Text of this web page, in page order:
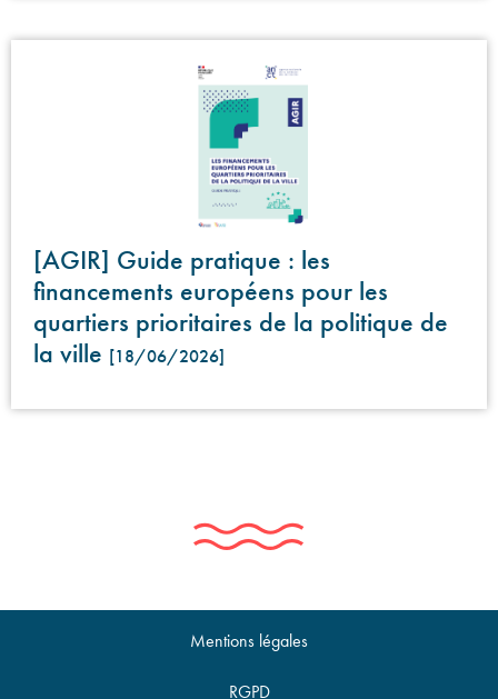
[AGIR] Guide pratique : les
financements européens pour les
quartiers prioritaires de la politique de
la ville [18/06/2026]
Mentions légales
RGPD